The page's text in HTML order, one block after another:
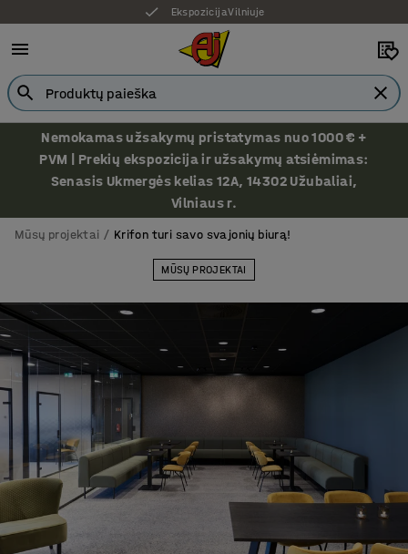
Ekspozicija Vilniuje
Nemokamas užsakymų pristatymas nuo 1000 € +
PVM | Prekių ekspozicija ir užsakymų atsiėmimas:
Senasis Ukmergės kelias 12A, 14302 Užubaliai,
Vilniaus r.
Mūsų projektai Krifon turi savo svajonių biurą!
MŪSŲ PROJEKTAI